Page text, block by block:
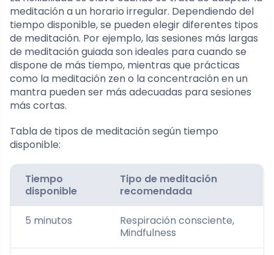
meditación a un horario irregular. Dependiendo del
tiempo disponible, se pueden elegir diferentes tipos
de meditación. Por ejemplo, las sesiones más largas
de meditación guiada son ideales para cuando se
dispone de más tiempo, mientras que prácticas
como la meditación zen o la concentración en un
mantra pueden ser más adecuadas para sesiones
más cortas.
Tabla de tipos de meditación según tiempo
disponible:
Tiempo
disponible
Tipo de meditación
recomendada
5 minutos
Respiración consciente,
Mindfulness